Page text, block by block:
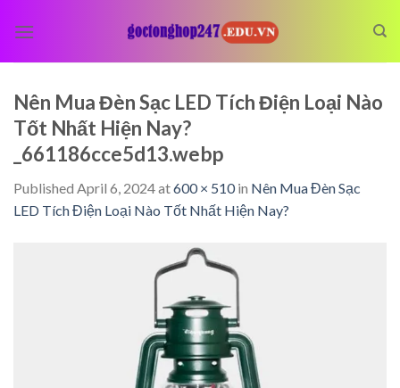
Nên Mua Đèn Sạc LED Tích Điện Loại Nào
Tốt Nhất Hiện Nay?
_661186cce5d13.webp
Published April 6, 2024at600 × 510in Nên Mua Đèn Sạc
LED Tích Điện Loại Nào Tốt Nhất Hiện Nay?